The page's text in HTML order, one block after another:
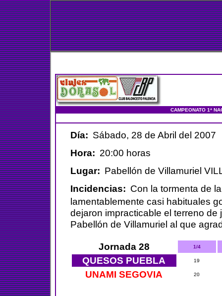
CAMPEONATO 1ª
Día: Sábado, 28 de Abril del 2007
Hora: 20:00 horas
Lugar: Pabellón de Villamuriel
Incidencias: Con la tormenta de
lamentablemente casi habituales
dejaron impracticable el terreno
Pabellón de Villamuriel al que
Jornada 28 1/4
QUESOS PUEBLA 19
UNAMI SEGOVIA 20